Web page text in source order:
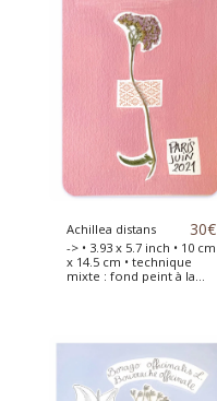
Achillea distans 30€
-> • 3.93 x 5.7 inch • 10 cm
x 14.5 cm • technique
mixte : fond peint à la
fond peint à la peinture
acrylique